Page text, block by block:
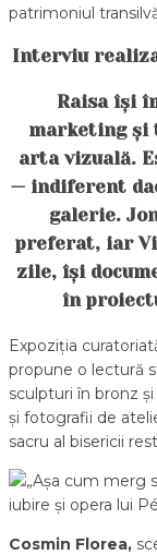
patrimoniul
Interviu
Raisa își
marketing și
arta vizuală.
— indiferent
galerie.
preferat, iar
zile, își
în
Expoziția
propune o lectură
sculpturi în bronz
și fotografii de
sacru al bisericii
Cosmin Florea,